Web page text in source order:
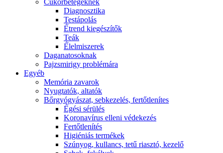
Cukorbetegeknek
Diagnosztika
Testápolás
É́trend kiegészítők
Teák
É́lelmiszerek
Daganatosoknak
Pajzsmirigy problémára
Egyéb
Memória zavarok
Nyugtatók, altatók
Bőrgyógyászat, sebkezelés, fertőtlenítes
É́gési sérülés
Koronavírus elleni védekezés
Fertőtlenítés
Higiéniás termékek
Szúnyog, kullancs, tetű riasztó, kezelő